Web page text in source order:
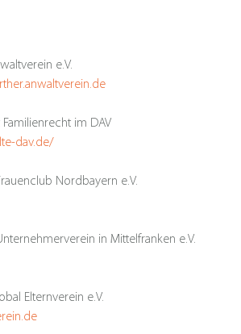
e.V.
im DAV
dav.de/
Nordbayern e.V.
in Mittelfranken e.V.
Elternverein e.V.